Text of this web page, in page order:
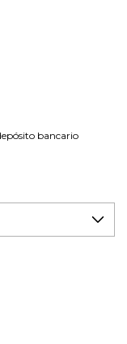
bancario